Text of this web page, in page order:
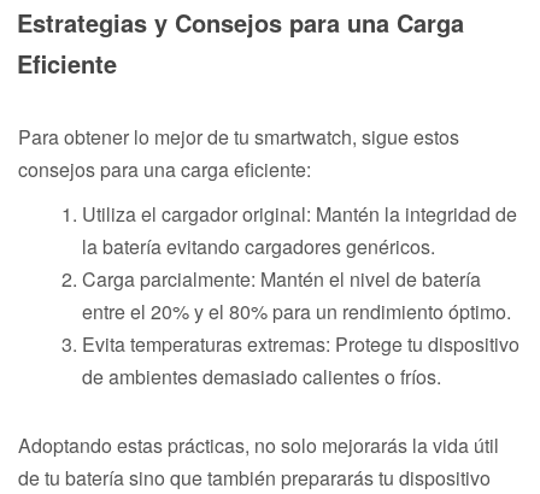
Estrategias y Consejos para una Carga
Eficiente
Para obtener lo mejor de tu smartwatch, sigue estos
consejos para una carga eficiente:
Utiliza el cargador original: Mantén la integridad de
la batería evitando cargadores genéricos.
Carga parcialmente: Mantén el nivel de batería
entre el 20% y el 80% para un rendimiento óptimo.
Evita temperaturas extremas: Protege tu dispositivo
de ambientes demasiado calientes o fríos.
Adoptando estas prácticas, no solo mejorarás la vida útil
de tu batería sino que también prepararás tu dispositivo